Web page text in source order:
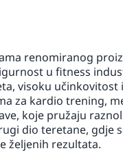
renomiranog
u fitness
visoku
za kardio trening,
koje pružaju
dio teretane, gdje
željenih rezultata.